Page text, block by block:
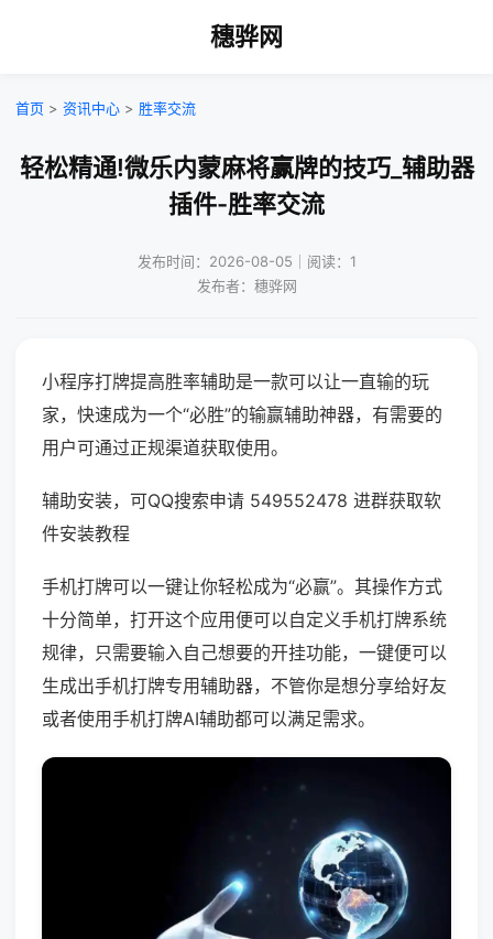
穗骅网
首页 > 资讯中心 > 胜率交流
轻松精通!微乐内蒙麻将赢牌的技巧_辅助器
插件-胜率交流
发布时间：2026-08-05｜阅读：1
发布者：穗骅网
小程序打牌提高胜率辅助是一款可以让一直输的玩
家，快速成为一个“必胜”的输赢辅助神器，有需要的
用户可通过正规渠道获取使用。
辅助安装，可QQ搜索申请 549552478 进群获取软
件安装教程
手机打牌可以一键让你轻松成为“必赢”。其操作方式
十分简单，打开这个应用便可以自定义手机打牌系统
规律，只需要输入自己想要的开挂功能，一键便可以
生成出手机打牌专用辅助器，不管你是想分享给好友
或者使用手机打牌AI辅助都可以满足需求。